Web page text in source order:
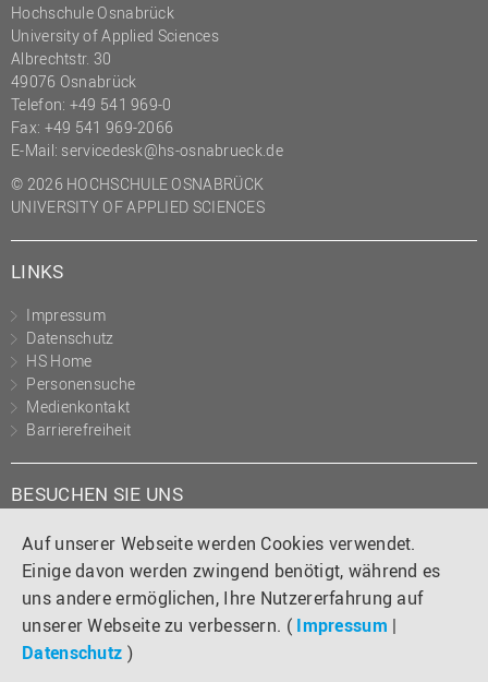
Auf unserer Webseite werden Cookies verwendet.
Einige davon werden zwingend benötigt, während es
uns andere ermöglichen, Ihre Nutzererfahrung auf
unserer Webseite zu verbessern. ( Impressum |
Datenschutz )
Hochschule Osnabrück
University of Applied Sciences
Albrechtstr. 30
49076 Osnabrück
Telefon: +49 541 969-0
Fax: +49 541 969-2066
E-Mail: servicedesk@hs-osnabrueck.de
© 2026 HOCHSCHULE OSNABRÜCK
UNIVERSITY OF APPLIED SCIENCES
LINKS
Impressum
Datenschutz
HS Home
Personensuche
Medienkontakt
Barrierefreiheit
BESUCHEN SIE UNS
Instagram
TiktokLinkedIn
YouTube
Facebook